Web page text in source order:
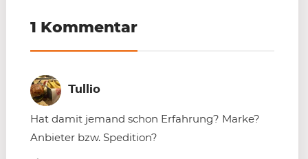
1 Kommentar
Tullio
Hat damit jemand schon Erfahrung? Marke?
Anbieter bzw. Spedition?